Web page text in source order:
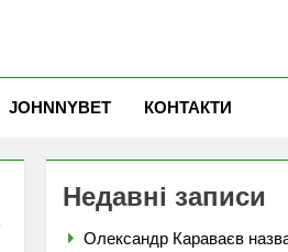
JOHNNYBET КОНТАКТИ
Недавні записи
Олександр Караваєв